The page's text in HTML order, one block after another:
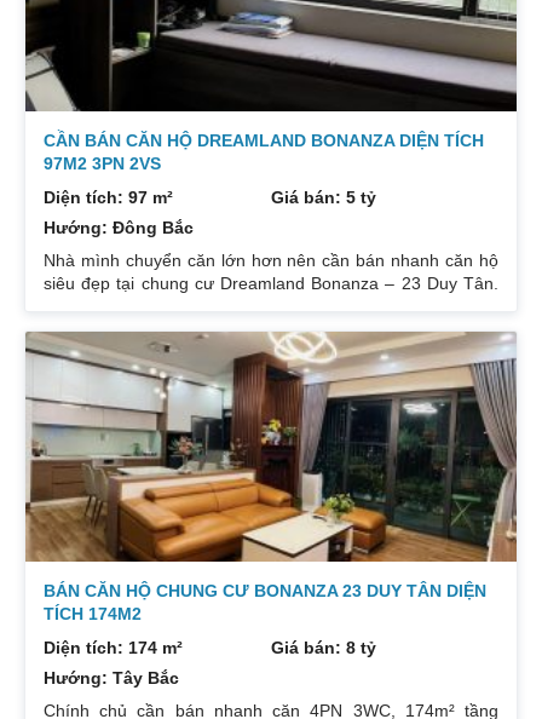
CẦN BÁN CĂN HỘ DREAMLAND BONANZA DIỆN TÍCH
97M2 3PN 2VS
Diện tích: 97 m²
Giá bán: 5 tỷ
Hướng: Đông Bắc
Nhà mình chuyển căn lớn hơn nên cần bán nhanh căn hộ
siêu đẹp tại chung cư Dreamland Bonanza – 23 Duy Tân.
hợp lý các phòng đều tràn ngập ánh sáng tự nhiên. Hướng
cửa Bắc. Ban công Tây. Tầng cao view bát ngát thoáng
mát. Nhà nguyên Bản CĐT. Giá bán: 5 tỷ có thương lượng
đẹp. Liên hệ : 0832133366
BÁN CĂN HỘ CHUNG CƯ BONANZA 23 DUY TÂN DIỆN
TÍCH 174M2
Diện tích: 174 m²
Giá bán: 8 tỷ
Hướng: Tây Bắc
Chính chủ cần bán nhanh căn 4PN 3WC, 174m² tầng